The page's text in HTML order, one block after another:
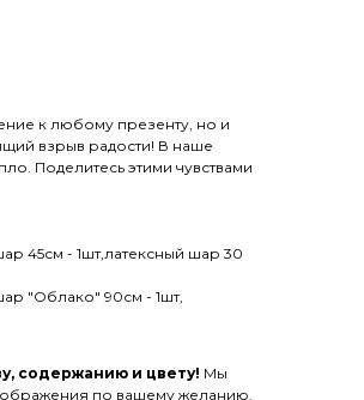
к любому презенту, но и
взрыв радости! В наше
Поделитесь этими чувствами
45см - 1шт,латексный шар 30
"Облако" 90см - 1шт,
содержанию и цвету! Мы
по вашему желанию.